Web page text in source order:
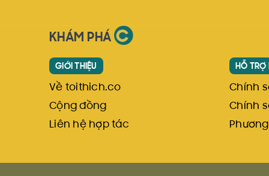
KHÁM PHÁ
GIỚI THIỆU
Về toithich.co
Cộng đồng
Liên hệ hợp tác
HỖ
Chính
Chính